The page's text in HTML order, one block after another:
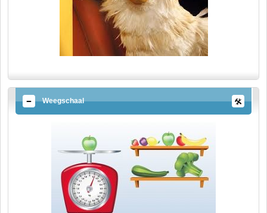
Weegschaal